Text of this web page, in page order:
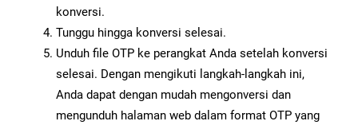
konversi.
Tunggu hingga konversi selesai.
Unduh file OTP ke perangkat Anda setelah konversi
selesai. Dengan mengikuti langkah-langkah ini,
Anda dapat dengan mudah mengonversi dan
mengunduh halaman web dalam format OTP yang